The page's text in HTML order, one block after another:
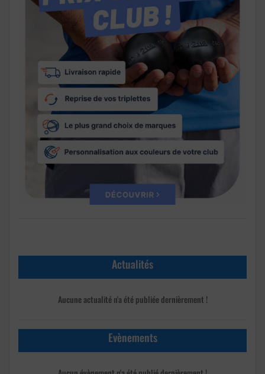
Actualités
Aucune actualité n'a été publiée dernièrement !
Evènements